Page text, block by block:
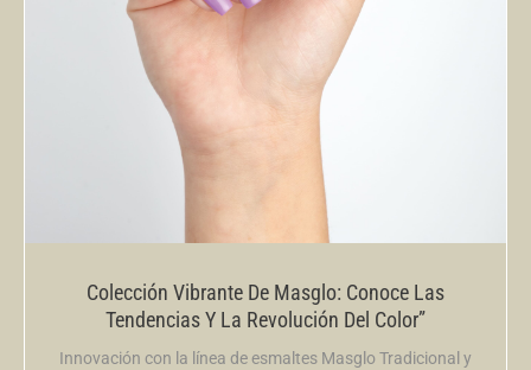
Colección Vibrante De Masglo: Conoce Las
Tendencias Y La Revolución Del Color”
Innovación con la línea de esmaltes Masglo Tradicional y